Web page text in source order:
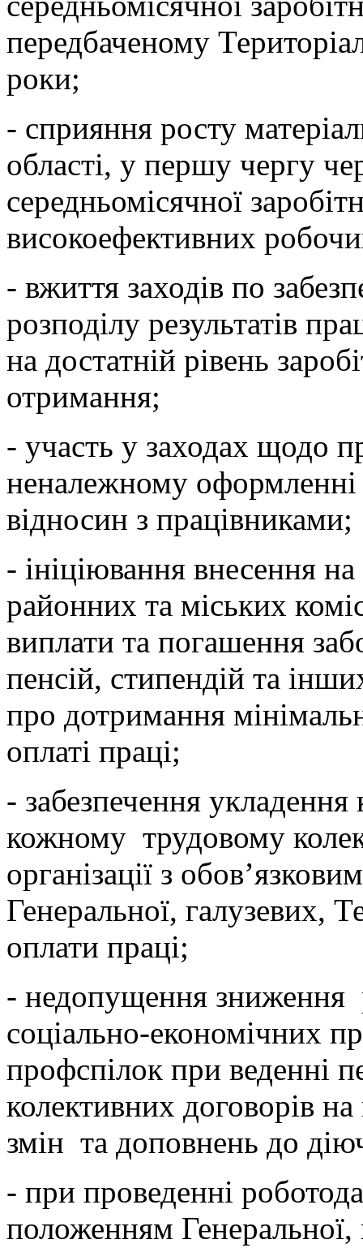
передбаченому
роки;
- сприяння росту
області, у першу чергу
середньомісячної
високоефективних
- вжиття заходів по
розподілу результатів
на достатній рівень
отримання;
- участь у заходах щодо
неналежному
відносин з працівниками;
- ініціювання внесення на
районних та міських
виплати та погашення
пенсій, стипендій та
про дотримання
оплаті праці;
- забезпечення
кожному трудовому
організації з
Генеральної, галузевих,
оплати праці;
- недопущення зниження
соціально-економічних
профспілок при веденні
колективних договорів
змін та доповнень до
- при проведенні
положенням Генеральної,